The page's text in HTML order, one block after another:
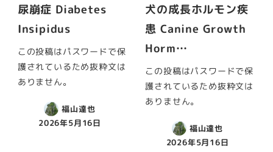
尿崩症 Diabetes
Insipidus
この投稿はパスワードで保
護されているため抜粋文は
ありません。
福山達也
2026年5月16日
犬の成長ホルモン疾
患 Canine Growth
Horm…
この投稿はパスワードで保
護されているため抜粋文は
ありません。
福山達也
2026年5月16日